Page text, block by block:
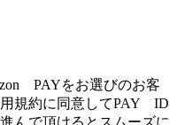
PAYをお選びのお客
規約に同意してPAY ID
んで頂けるとスムーズに